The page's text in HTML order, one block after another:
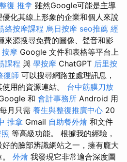
復 推拿 雖然Google可能是主導
化其線上形象的企業和個人來說​​
絡按摩課程 烏日按摩 seo推薦 經
來源搜尋免費的圖像、聲音和影
按摩 Google 文件和表格等平台上
課程 與 學按摩 ChatGPT 后里按
復師 可以搜尋網路並處理訊息，
用的資源連結。 台中筋膜刀放
和 會計事務所 Android 用
每月只需​​ 養生與整復推廣中心 20
推拿 Gmail 自助餐外燴 和文件
等高級功能。 根據我的經驗，
好的臉部辨識網站之一，擁有龐大
外燴 我發現它非常適合深度圖